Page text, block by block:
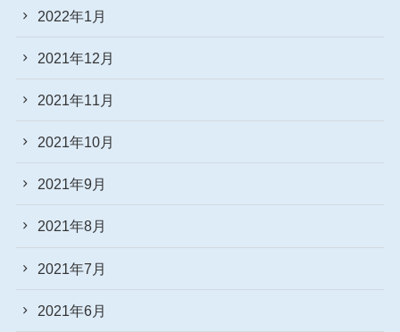
2022年1月
2021年12月
2021年11月
2021年10月
2021年9月
2021年8月
2021年7月
2021年6月